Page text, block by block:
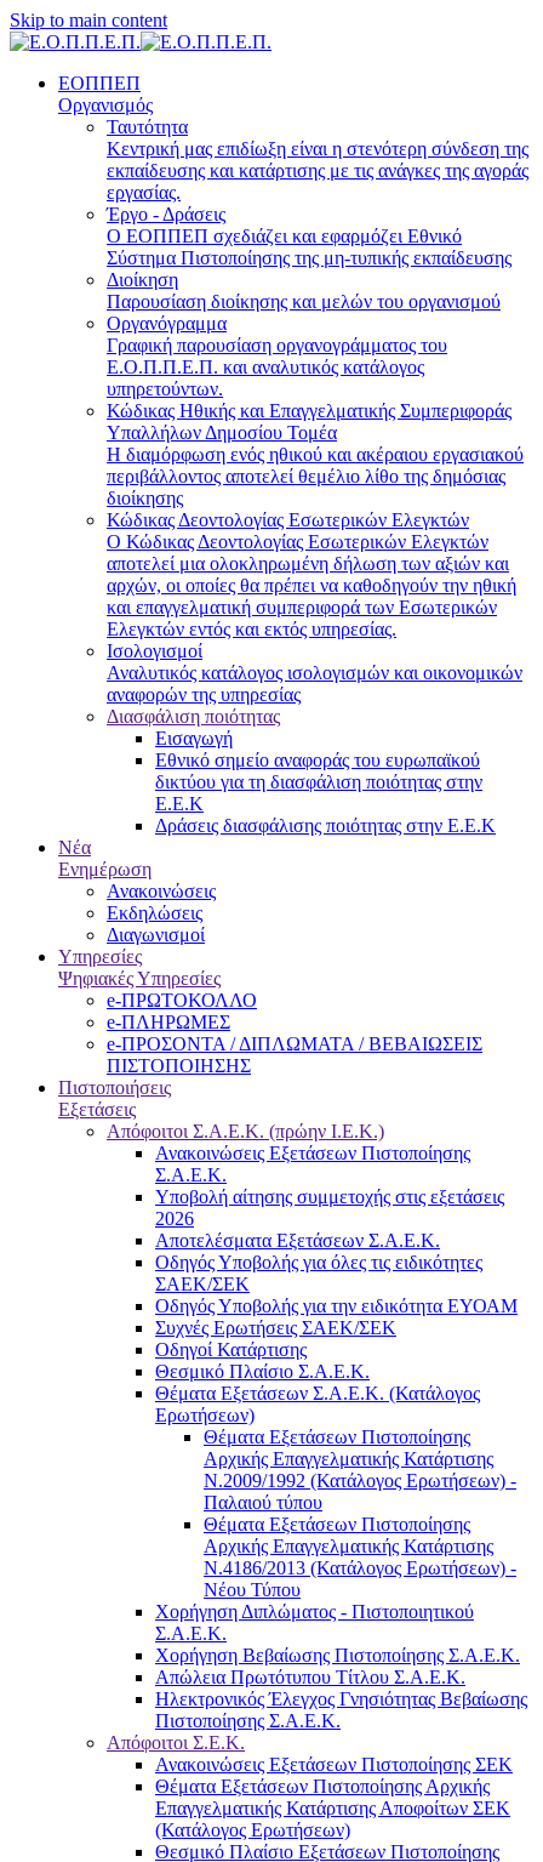
Skip to main content
ΕΟΠΠΕΠ
Οργανισμός
Ταυτότητα
Κεντρική μας επιδίωξη είναι η στενότερη σύνδεση της
εκπαίδευσης και κατάρτισης με τις ανάγκες της αγοράς
εργασίας.
Έργο - Δράσεις
Ο ΕΟΠΠΕΠ σχεδιάζει και εφαρμόζει Eθνικό
Σύστημα Πιστοποίησης της μη-τυπικής εκπαίδευσης
Διοίκηση
Παρουσίαση διοίκησης και μελών του οργανισμού
Οργανόγραμμα
Γραφική παρουσίαση οργανογράμματος του
Ε.Ο.Π.Π.Ε.Π. και αναλυτικός κατάλογος
υπηρετούντων.
Κώδικας Ηθικής και Επαγγελματικής Συμπεριφοράς
Υπαλλήλων Δημοσίου Τομέα
Η διαμόρφωση ενός ηθικού και ακέραιου εργασιακού
περιβάλλοντος αποτελεί θεμέλιο λίθο της δημόσιας
διοίκησης
Κώδικας Δεοντολογίας Εσωτερικών Ελεγκτών
Ο Κώδικας Δεοντολογίας Εσωτερικών Ελεγκτών
αποτελεί μια ολοκληρωμένη δήλωση των αξιών και
αρχών, οι οποίες θα πρέπει να καθοδηγούν την ηθική
και επαγγελματική συμπεριφορά των Εσωτερικών
Ελεγκτών εντός και εκτός υπηρεσίας.
Ισολογισμοί
Αναλυτικός κατάλογος ισολογισμών και οικονομικών
αναφορών της υπηρεσίας
Διασφάλιση ποιότητας
Εισαγωγή
Εθνικό σημείο αναφοράς του ευρωπαϊκού
δικτύου για τη διασφάλιση ποιότητας στην
Ε.Ε.Κ
Δράσεις διασφάλισης ποιότητας στην Ε.Ε.Κ
Νέα
Ενημέρωση
Ανακοινώσεις
Εκδηλώσεις
Διαγωνισμοί
Υπηρεσίες
Ψηφιακές Υπηρεσίες
e-ΠΡΩΤΟΚΟΛΛΟ
e-ΠΛΗΡΩΜΕΣ
e-ΠΡΟΣΟΝΤΑ / ΔΙΠΛΩΜΑΤΑ / ΒΕΒΑΙΩΣΕΙΣ
ΠΙΣΤΟΠΟΙΗΣΗΣ
Πιστοποιήσεις
Εξετάσεις
Απόφοιτοι Σ.Α.Ε.Κ. (πρώην Ι.Ε.Κ.)
Ανακοινώσεις Εξετάσεων Πιστοποίησης
Σ.Α.Ε.Κ.
Υποβολή αίτησης συμμετοχής στις εξετάσεις
2026
Αποτελέσματα Εξετάσεων Σ.Α.Ε.Κ.
Οδηγός Υποβολής για όλες τις ειδικότητες
ΣΑΕΚ/ΣΕΚ
Οδηγός Υποβολής για την ειδικότητα ΕΥΟΑΜ
Συχνές Ερωτήσεις ΣΑΕΚ/ΣΕΚ
Οδηγοί Κατάρτισης
Θεσμικό Πλαίσιο Σ.Α.Ε.Κ.
Θέματα Εξετάσεων Σ.Α.Ε.Κ. (Κατάλογος
Ερωτήσεων)
Θέματα Εξετάσεων Πιστοποίησης
Αρχικής Επαγγελματικής Κατάρτισης
Ν.2009/1992 (Κατάλογος Ερωτήσεων) -
Παλαιού τύπου
Θέματα Εξετάσεων Πιστοποίησης
Αρχικής Επαγγελματικής Κατάρτισης
Ν.4186/2013 (Κατάλογος Ερωτήσεων) -
Νέου Τύπου
Χορήγηση Διπλώματος - Πιστοποιητικού
Σ.Α.Ε.Κ.
Χορήγηση Βεβαίωσης Πιστοποίησης Σ.Α.Ε.Κ.
Απώλεια Πρωτότυπου Τίτλου Σ.Α.Ε.Κ.
Ηλεκτρονικός Έλεγχος Γνησιότητας Βεβαίωσης
Πιστοποίησης Σ.Α.Ε.Κ.
Απόφοιτοι Σ.Ε.Κ.
Ανακοινώσεις Εξετάσεων Πιστοποίησης ΣΕΚ
Θέματα Εξετάσεων Πιστοποίησης Αρχικής
Επαγγελματικής Κατάρτισης Αποφοίτων ΣΕΚ
(Κατάλογος Ερωτήσεων)
Θεσμικό Πλαίσιο Εξετάσεων Πιστοποίησης